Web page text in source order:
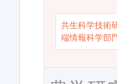
共生科学技
端情報科学部